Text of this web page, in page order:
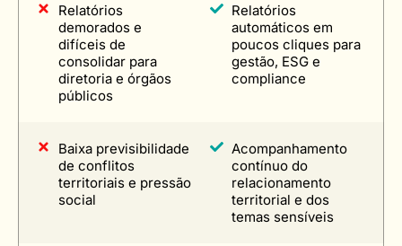
Relatórios
demorados e
difíceis de
consolidar para
diretoria e órgãos
públicos
Relatórios
automáticos em
poucos cliques para
gestão, ESG e
compliance
Baixa previsibilidade
de conflitos
territoriais e pressão
social
Acompanhamento
contínuo do
relacionamento
territorial e dos
temas sensíveis